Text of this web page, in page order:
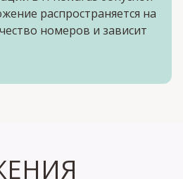
распространяется на
номеров и зависит